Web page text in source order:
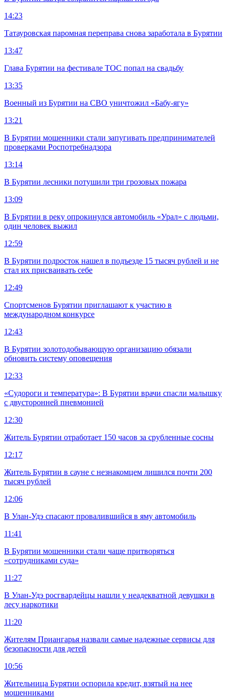
14:23
Татауровская паромная переправа снова заработала в Бурятии
13:47
Глава Бурятии на фестивале ТОС попал на свадьбу
13:35
Военный из Бурятии на СВО уничтожил «Бабу-ягу»
13:21
В Бурятии мошенники стали запугивать предпринимателей
проверками Роспотребнадзора
13:14
В Бурятии лесники потушили три грозовых пожара
13:09
В Бурятии в реку опрокинулся автомобиль «Урал» с людьми,
один человек выжил
12:59
В Бурятии подросток нашел в подъезде 15 тысяч рублей и не
стал их присваивать себе
12:49
Спортсменов Бурятии приглашают к участию в
международном конкурсе
12:43
В Бурятии золотодобывающую организацию обязали
обновить систему оповещения
12:33
«Судороги и температура»: В Бурятии врачи спасли малышку
с двусторонней пневмонией
12:30
Житель Бурятии отработает 150 часов за срубленные сосны
12:17
Житель Бурятии в сауне с незнакомцем лишился почти 200
тысяч рублей
12:06
В Улан-Удэ спасают провалившийся в яму автомобиль
11:41
В Бурятии мошенники стали чаще притворяться
«сотрудниками суда»
11:27
В Улан-Удэ росгвардейцы нашли у неадекватной девушки в
лесу наркотики
11:20
Жителям Приангарья назвали самые надежные сервисы для
безопасности для детей
10:56
Жительница Бурятии оспорила кредит, взятый на нее
мошенниками